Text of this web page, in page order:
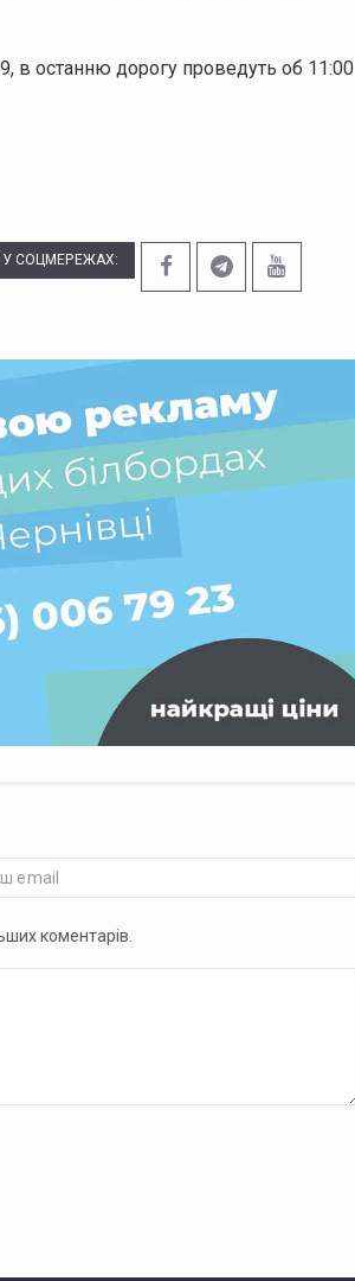
в останню дорогу проведуть об 11:00
У СОЦМЕРЕЖАХ:
коментарів.